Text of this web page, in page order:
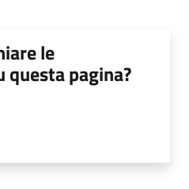
le
pagina?